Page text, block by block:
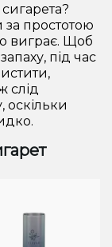
простотою
виграє. Щоб
під час
слід
оскільки